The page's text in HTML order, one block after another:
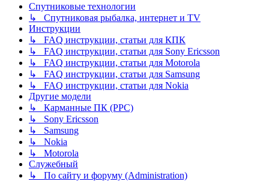
Спутниковые технологии
↳ Спутниковая рыбалка, интернет и TV
Инструкции
↳ FAQ инструкции, статьи для КПК
↳ FAQ инструкции, статьи для Sony Ericsson
↳ FAQ инструкции, статьи для Motorola
↳ FAQ инструкции, статьи для Samsung
↳ FAQ инструкции, статьи для Nokia
Другие модели
↳ Карманные ПК (PPC)
↳ Sony Ericsson
↳ Samsung
↳ Nokia
↳ Motorola
Служебный
↳ По сайту и форуму (Administration)